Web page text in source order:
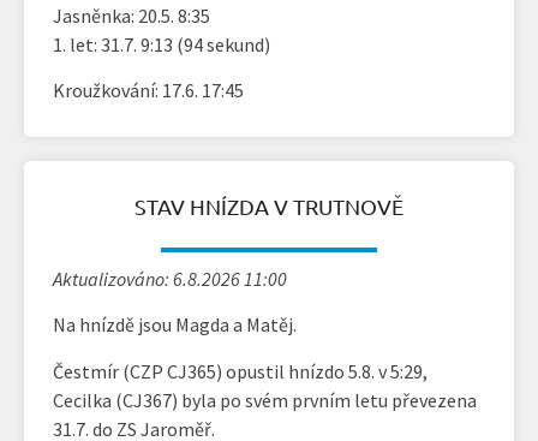
Jasněnka: 20.5. 8:35
1. let: 31.7. 9:13 (94 sekund)
Kroužkování: 17.6. 17:45
STAV HNÍZDA V TRUTNOVĚ
Aktualizováno: 6.8.2026 11:00
Na hnízdě jsou Magda a Matěj.
Čestmír (CZP CJ365) opustil hnízdo 5.8. v 5:29,
Cecilka (CJ367) byla po svém prvním letu převezena
31.7. do ZS Jaroměř.